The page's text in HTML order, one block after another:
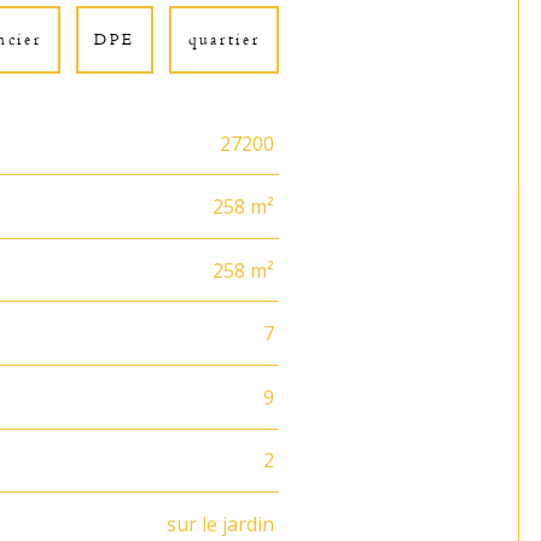
DPE quartier
27200
258 m²
258 m²
7
9
2
sur le jardin